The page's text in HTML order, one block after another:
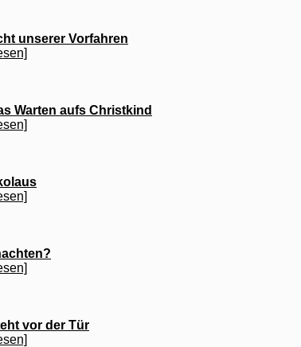
unserer Vorfahren
Warten aufs Christkind
vor der Tür